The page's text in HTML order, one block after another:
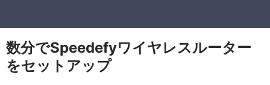
数分でSpeedefyワイヤレスルーター
をセットアップ